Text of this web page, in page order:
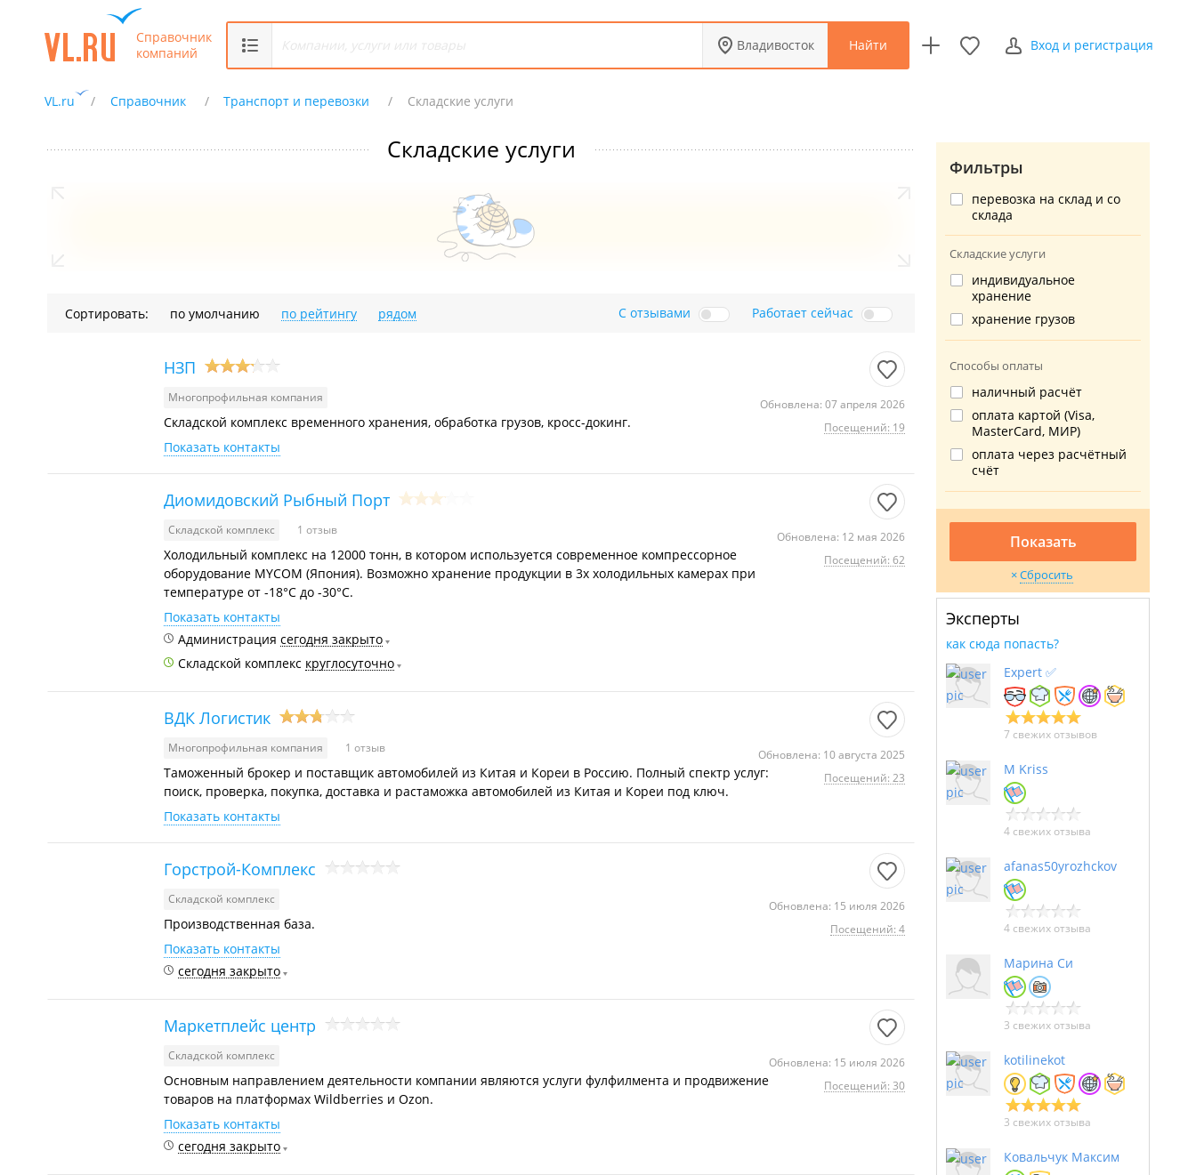
Справочник
компаний
Владивосток Найти Вход и регистрация
VL.ru Справочник Транспорт и перевозки Складские услуги
Складские услуги
Сортировать: по умолчанию по рейтингу рядом С отзывами Работает сейчас
НЗП
Многопрофильная компания
Обновлена: 07 апреля 2026
Посещений: 19
Складской комплекс временного хранения, обработка грузов, кросс-докинг.
Показать контакты
Диомидовский Рыбный Порт
Складской комплекс 1 отзыв
Обновлена: 12 мая 2026
Посещений: 62
Холодильный комплекс на 12000 тонн, в котором используется современное компрессорное
оборудование MYCOM (Япония). Возможно хранение продукции в 3х холодильных камерах при
температуре от -18°С до -30°С.
Показать контакты
Администрация сегодня закрыто
Складской комплекс круглосуточно
ВДК Логистик
Многопрофильная компания 1 отзыв
Обновлена: 10 августа 2025
Посещений: 23
Таможенный брокер и поставщик автомобилей из Китая и Кореи в Россию. Полный спектр услуг:
поиск, проверка, покупка, доставка и растаможка автомобилей из Китая и Кореи под ключ.
Показать контакты
Горстрой-Комплекс
Складской комплекс
Обновлена: 15 июля 2026
Посещений: 4
Производственная база.
Показать контакты
сегодня закрыто
Маркетплейс центр
Складской комплекс
Обновлена: 15 июля 2026
Посещений: 30
Основным направлением деятельности компании являются услуги фулфилмента и продвижение
товаров на платформах Wildberries и Ozon.
Показать контакты
сегодня закрыто
Фильтры
перевозка на склад и со
склада
Складские услуги
индивидуальное
хранение
хранение грузов
Способы оплаты
наличный расчёт
оплата картой (Visa,
MasterCard, МИР)
оплата через расчётный
счёт
Показать
Сбросить
Эксперты
как сюда попасть?
Expert ✅
7 свежих отзывов
M Kriss
4 свежих отзыва
afanas50yrozhckov
4 свежих отзыва
Марина Си
3 свежих отзыва
kotilinekot
3 свежих отзыва
Ковальчук Максим